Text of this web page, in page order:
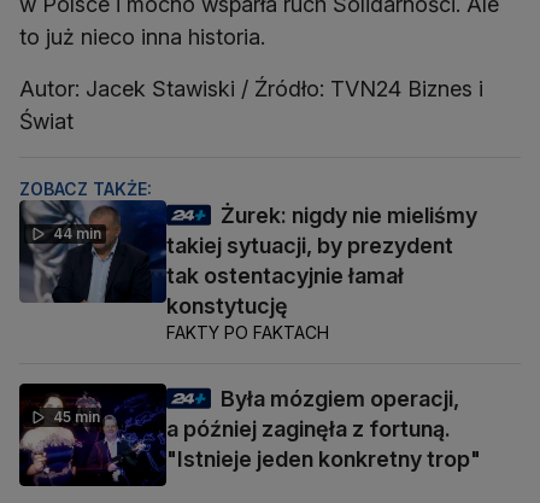
to już nieco inna historia.
Autor: Jacek Stawiski / Źródło: TVN24 Biznes i
Świat
ZOBACZ TAKŻE:
44 min
Żurek: nigdy nie mieliśmy
takiej sytuacji, by prezydent
tak ostentacyjnie łamał
konstytucję
FAKTY PO FAKTACH
45 min
Była mózgiem operacji,
a później zaginęła z fortuną.
"Istnieje jeden konkretny trop"